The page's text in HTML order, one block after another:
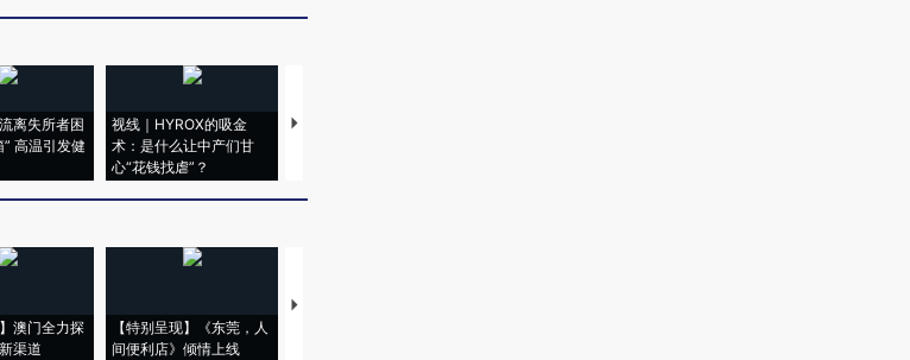
离失所者困
高温引发健
视线｜HYROX的吸金
术：是什么让中产们甘
心“花钱找虐”？
马航飞行员跨国走私7万
澳门全力探
渠道
【特别呈现】《东莞，人
间便利店》倾情上线
【推广】走进第四届链博